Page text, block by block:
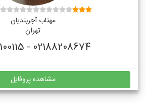
مهتاب آجربندیان
تهران
02188208674 - 09006100115
مشاهده پروفایل